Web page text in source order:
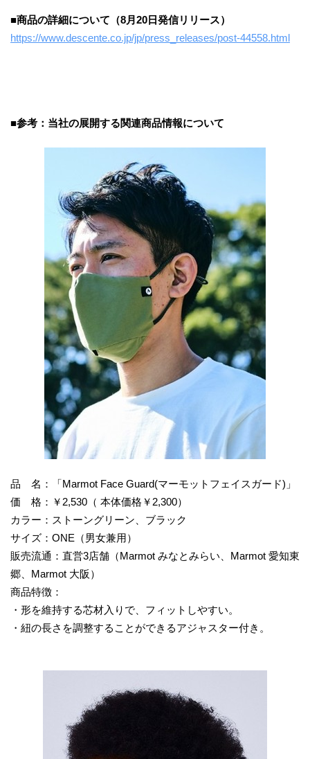
■商品の詳細について（8月20日発信リリース）
https://www.descente.co.jp/jp/press_releases/post-44558.html
■参考：当社の展開する関連商品情報について
品 名：「Marmot Face Guard(マーモットフェイスガード)」
価 格：￥2,530（ 本体価格￥2,300）
カラー：ストーングリーン、ブラック
サイズ：ONE（男女兼用）
販売流通：直営3店舗（Marmot みなとみらい、Marmot 愛知東
郷、Marmot 大阪）
商品特徴：
・形を維持する芯材入りで、フィットしやすい。
・紐の長さを調整することができるアジャスター付き。